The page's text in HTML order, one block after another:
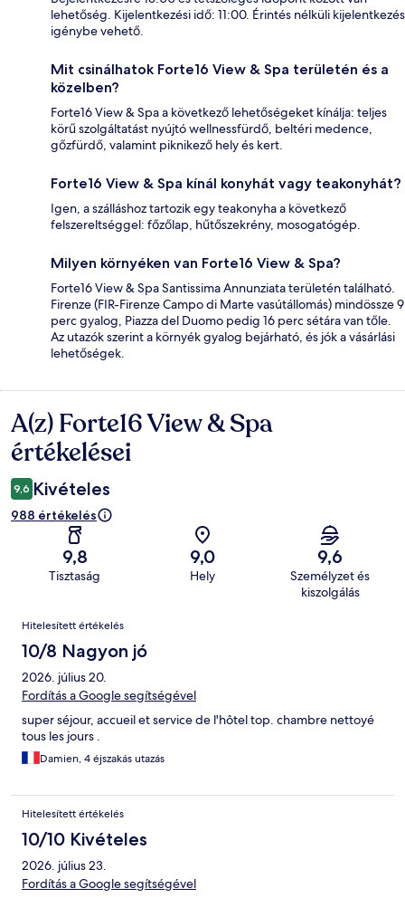
lehetőség. Kijelentkezési idő: 11:00. Érintés nélküli kijelentkezés
igénybe vehető.
Mit csinálhatok Forte16 View & Spa területén és a
közelben?
Forte16 View & Spa a következő lehetőségeket kínálja: teljes
körű szolgáltatást nyújtó wellnessfürdő, beltéri medence,
gőzfürdő, valamint piknikező hely és kert.
Forte16 View & Spa kínál konyhát vagy teakonyhát?
Igen, a szálláshoz tartozik egy teakonyha a következő
felszereltséggel: főzőlap, hűtőszekrény, mosogatógép.
Milyen környéken van Forte16 View & Spa?
Forte16 View & Spa Santissima Annunziata területén található.
Firenze (FIR-Firenze Campo di Marte vasútállomás) mindössze 9
perc gyalog, Piazza del Duomo pedig 16 perc sétára van tőle.
Az utazók szerint a környék gyalog bejárható, és jók a vásárlási
lehetőségek.
Értékelések
A(z) Forte16 View & Spa
értékelései
9,6 Kivételes
988 értékelés
9,8
Tisztaság
9,0
Hely
9,6
Személyzet és
kiszolgálás
Értékelések
Hitelesített értékelés
10/8 Nagyon jó
2026. július 20.
Fordítás a Google segítségével
super séjour, accueil et service de l'hôtel top. chambre nettoyé
tous les jours .
Damien, 4 éjszakás utazás
Hitelesített értékelés
10/10 Kivételes
2026. július 23.
Fordítás a Google segítségével